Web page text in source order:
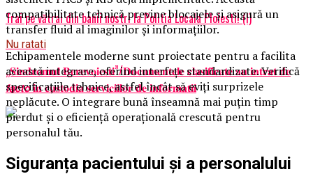
Trai pe vătrai din banii nostri la Politia Locala Ploiesti! (I)
Nu ratati
„𝐒𝐢𝐧𝐝𝐫𝐨𝐦𝐮𝐥 𝐁𝐞𝐫𝐞𝐯𝐨𝐢𝐞𝐬𝐭𝐢”/𝐃𝐨𝐜𝐮𝐦𝐞𝐧𝐭𝐞𝐥𝐞 𝐜𝐥𝐚𝐬𝐢𝐟𝐢𝐜𝐚𝐭𝐞 𝐚𝐮 𝐢𝐧𝐭𝐫𝐚𝐭 𝐝𝐞
𝙛𝙖𝙘𝙩𝙤 𝐢𝐧 𝐜𝐮𝐬𝐭𝐨𝐝𝐢𝐚 𝐬𝐞𝐫𝐯𝐢𝐜𝐢𝐢𝐥𝐨𝐫 𝐝𝐞 𝐢𝐧𝐟𝐨𝐫𝐦𝐚𝐭𝐢𝐢
compatibilitate tehnică previne blocajele și asigură un
transfer fluid al imaginilor și informațiilor.
Echipamentele moderne sunt proiectate pentru a facilita
această integrare, oferind interfețe standardizate. Verifică
specificațiile tehnice, astfel încât să eviți surprizele
neplăcute. O integrare bună înseamnă mai puțin timp
pierdut și o eficiență operațională crescută pentru
personalul tău.
Siguranța pacientului și a personalului